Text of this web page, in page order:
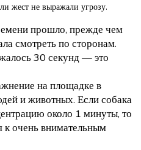
жест не выражали угрозу.
прошло, прежде чем
смотреть по сторонам.
30 секунд — это
на площадке в
и животных. Если собака
около 1 минуты, то
к очень внимательным